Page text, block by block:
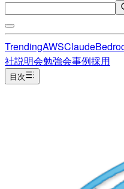
TrendingAWSClaude
社説明会勉強会事例採用
目次